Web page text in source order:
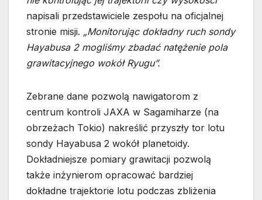
napisali przedstawiciele zespołu na oficjalnej
stronie misji. „Monitorując dokładny ruch sondy
Hayabusa 2 mogliśmy zbadać natężenie pola
grawitacyjnego wokół Ryugu”.
Zebrane dane pozwolą nawigatorom z
centrum kontroli JAXA w Sagamiharze (na
obrzeżach Tokio) nakreślić przyszły tor lotu
sondy Hayabusa 2 wokół planetoidy.
Dokładniejsze pomiary grawitacji pozwolą
także inżynierom opracować bardziej
dokładne trajektorie lotu podczas zbliżenia